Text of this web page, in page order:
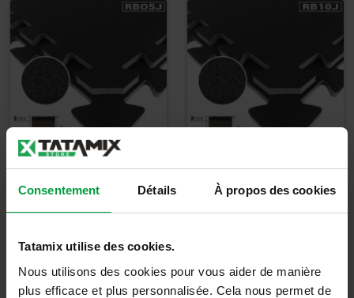
Consentement Détails À propos des cookies
Tatamix utilise des cookies.
Nous utilisons des cookies pour vous aider de manière
plus efficace et plus personnalisée. Cela nous permet de
Caoutchouc+EVA -
RB05J
6,50€
7,80€ TTC
Tatami en
Caoutchouc+EVA -
RB10J
30,00€TTC